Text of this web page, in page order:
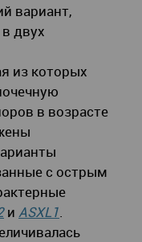
вариант,
двух
из которых
в возрасте
с острым
и ASXL1